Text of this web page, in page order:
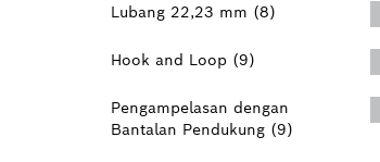
Lubang 22,23 mm (8)
Hook and Loop (9)
Pengampelasan dengan
Bantalan Pendukung (9)